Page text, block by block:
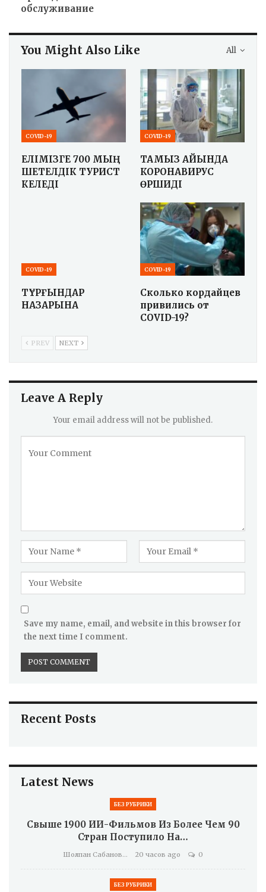
обслуживание
All
You Might Also Like
COVID-19
ЕЛІМІЗГЕ 700 МЫҢ
ШЕТЕЛДІК ТУРИСТ
КЕЛЕДІ
COVID-19
ТАМЫЗ АЙЫНДА
КОРОНАВИРУС
ӨРШИДІ
COVID-19
ТҰРҒЫНДАР
НАЗАРЫНА
COVID-19
Сколько кордайцев
привились от
COVID-19?
PREV NEXT
Leave A Reply
Your email address will not be published.
Save my name, email, and website in this browser for
the next time I comment.
Recent Posts
Latest News
БЕЗ РУБРИКИ
Свыше 1900 ИИ-Фильмов Из Более Чем 90
Стран Поступило На…
Шолпан Сабанова 20 часов ago 0
БЕЗ РУБРИКИ